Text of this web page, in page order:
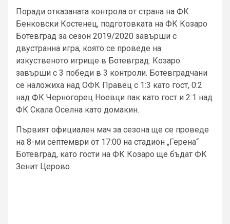
Поради отказаната контрола от страна на ФК
Бенковски Костенец, подготовката на ФК Козаро
Ботевград за сезон 2019/2020 завърши с
двустранна игра, която се проведе на
изкуственото игрище в Ботевград. Козаро
завърши с 3 победи в 3 контроли. Ботевградчани
се наложиха над ОФК Правец с 1:3 като гост, 0:2
над ФК Черногорец Ноевци пак като гост и 2:1 над
ФК Скала Оселна като домакин.
Първият официален мач за сезона ще се проведе
на 8-ми септември от 17:00 на стадион „Герена“
Ботевград, като гости на ФК Козаро ще бъдат ФК
Зенит Церово.